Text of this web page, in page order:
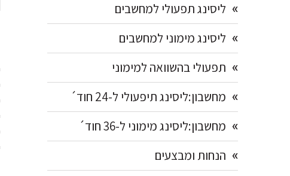
ליסינג תפעולי למחשבים
ליסינג מימוני למחשבים
תפעולי בהשוואה למימוני
מחשבון:ליסינג תיפעולי ל-24 חוד´
מחשבון:ליסינג מימוני ל-36 חוד´
הנחות ומבצעים